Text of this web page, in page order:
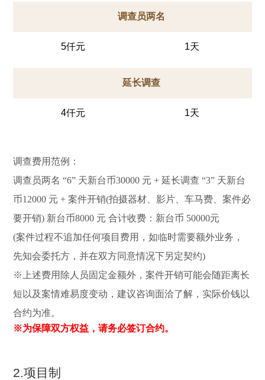
调查员两名
5仟元 1天
延长调查
4仟元 1天
调查费用范例：
调查员两名 “6” 天新台币30000 元 + 延长调查 “3” 天新台
币12000 元 + 案件开销(拍摄器材、影片、车马费、案件必
要开销) 新台币8000 元 合计收费：新台币 50000元
(案件过程不追加任何项目费用，如临时需要额外业务，
先知会委托方，并在双方同意情况下另定契约)
※上述费用除人员固定金额外，案件开销可能会随距离长
短以及案情难易度变动，建议咨询面洽了解，实际价钱以
合约为准。
※为保障双方权益，请务必签订合约。
2.项目制